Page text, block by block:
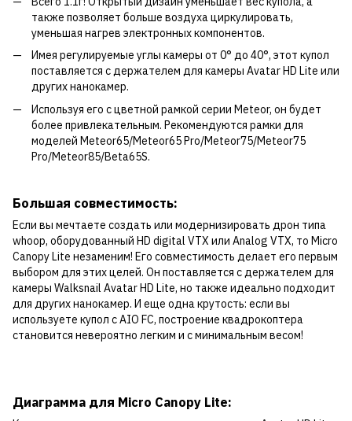
также позволяет больше воздуха циркулировать,
уменьшая нагрев электронных компонентов.
Имея регулируемые углы камеры от 0° до 40°, этот купол
поставляется с держателем для камеры Avatar HD Lite или
других нанокамер.
Используя его с цветной рамкой серии Meteor, он будет
более привлекательным. Рекомендуются рамки для
моделей Meteor65/Meteor65 Pro/Meteor75/Meteor75
Pro/Meteor85/Beta65S.
Большая совместимость:
Если вы мечтаете создать или модернизировать дрон типа
whoop, оборудованный HD digital VTX или Analog VTX, то Micro
Canopy Lite незаменим! Его совместимость делает его первым
выбором для этих целей. Он поставляется с держателем для
камеры Walksnail Avatar HD Lite, но также идеально подходит
для других нанокамер. И еще одна крутость: если вы
используете купол с AIO FC, построение квадрокоптера
становится невероятно легким и с минимальным весом!
Диаграмма для Micro Canopy Lite: